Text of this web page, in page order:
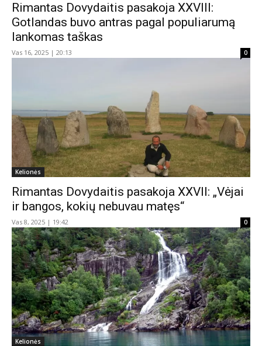
Rimantas Dovydaitis pasakoja XXVIII:
Gotlandas buvo antras pagal populiarumą
lankomas taškas
Vas 16, 2025 | 20:13 0
Kelionės
Rimantas Dovydaitis pasakoja XXVII: „Vėjai
ir bangos, kokių nebuvau matęs“
Vas 8, 2025 | 19:42 0
Kelionės